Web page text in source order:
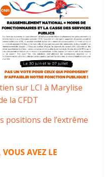
sur LCI à Marylise
la CFDT
positions de l’extrême
AVEZ LE